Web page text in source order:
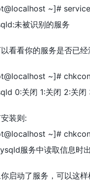
~]#
未被识别的服务
看看你的服务是否已
~]#
0:关闭 1:关闭 2:关
装则:
~]#
服务中读取信息时
启动了服务，可以这